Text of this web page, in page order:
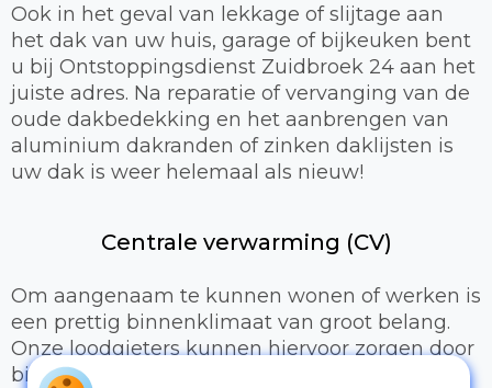
Ook in het geval van lekkage of slijtage aan
het dak van uw huis, garage of bijkeuken bent
u bij Ontstoppingsdienst Zuidbroek 24 aan het
juiste adres. Na reparatie of vervanging van de
oude dakbedekking en het aanbrengen van
aluminium dakranden of zinken daklijsten is
uw dak is weer helemaal als nieuw!
Centrale verwarming (CV)
Om aangenaam te kunnen wonen of werken is
een prettig binnenklimaat van groot belang.
Onze loodgieters kunnen hiervoor zorgen door
bijvoorbeeld: